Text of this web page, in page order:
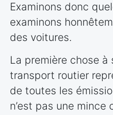
Examinons donc
examinons
des voitures.
La première chose à
transport routier
de toutes les
n’est pas une